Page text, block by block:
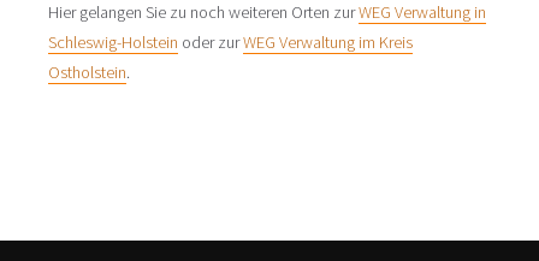
Hier gelangen Sie zu noch weiteren Orten zurWEG Verwaltung in
Schleswig-Holstein oder zurWEG Verwaltung im Kreis
Ostholstein.